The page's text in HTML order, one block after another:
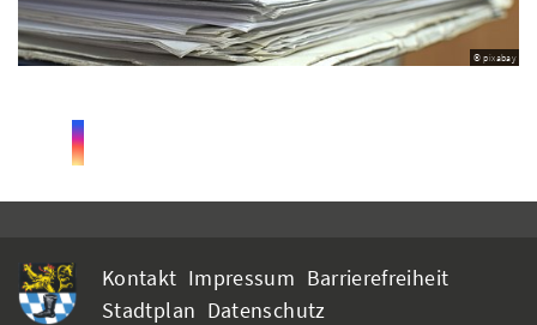
© pixabay
Kontakt Impressum Barrierefreiheit
Stadtplan Datenschutz